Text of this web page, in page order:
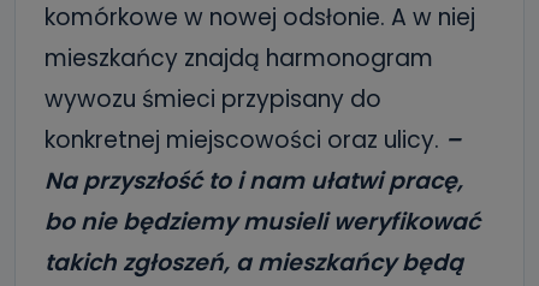
komórkowe w nowej odsłonie. A w niej
mieszkańcy znajdą harmonogram
wywozu śmieci przypisany do
konkretnej miejscowości oraz ulicy. –
Na przyszłość to i nam ułatwi pracę,
bo nie będziemy musieli weryfikować
takich zgłoszeń, a mieszkańcy będą